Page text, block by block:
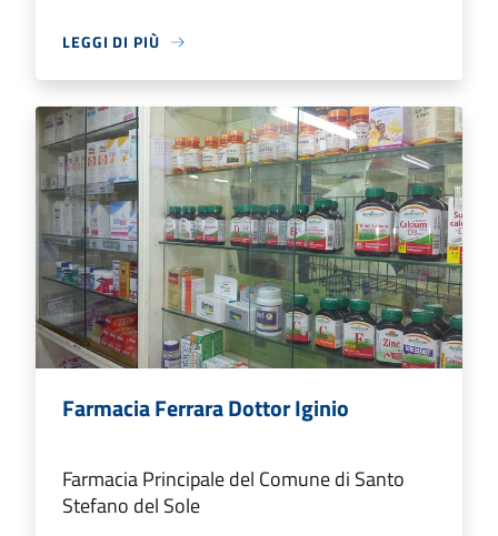
LEGGI DI PIÙ
Farmacia Ferrara Dottor Iginio
Farmacia Principale del Comune di Santo
Stefano del Sole